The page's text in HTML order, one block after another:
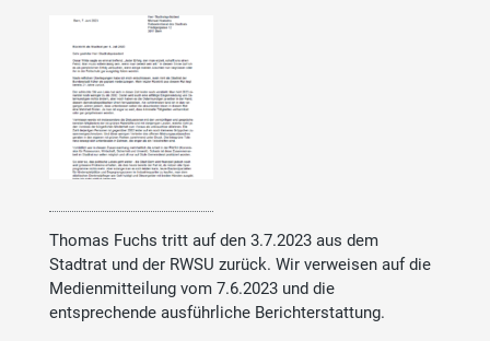
Thomas Fuchs tritt auf den 3.7.2023 aus dem
Stadtrat und der RWSU zurück. Wir verweisen auf die
Medienmitteilung vom 7.6.2023 und die
entsprechende ausführliche Berichterstattung.